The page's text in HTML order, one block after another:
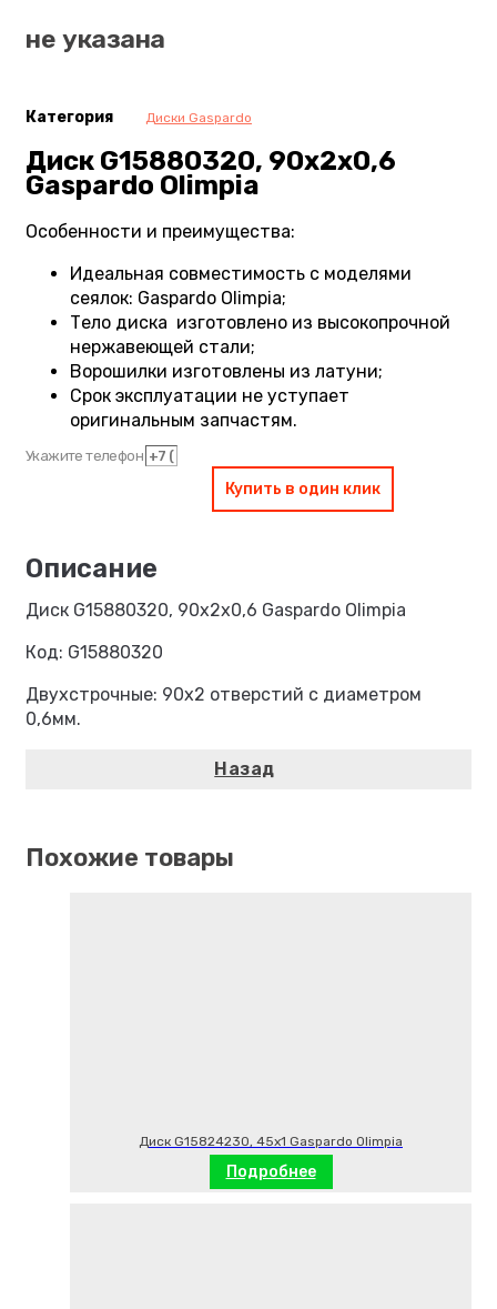
не указана
Категория Диски Gaspardo
Диск G15880320, 90х2х0,6
Gaspardo Olimpia
Особенности и преимущества:
Идеальная совместимость с моделями
сеялок: Gaspardo Olimpia;
Тело диска изготовлено из высокопрочной
нержавеющей стали;
Ворошилки изготовлены из латуни;
Срок эксплуатации не уступает
оригинальным запчастям.
Укажите телефон
Купить в один клик
Диск G15880320, 90х2х0,6 Gaspardo Olimpia
Код: G15880320
Двухстрочные: 90х2 отверстий с диаметром
0,6мм.
Похожие товары
Диск G15824230, 45х1 Gaspardo Olimpia
Подробнее